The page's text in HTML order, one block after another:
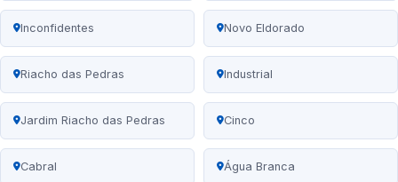
Inconfidentes Novo Eldorado
Riacho das Pedras Industrial
Jardim Riacho das Pedras Cinco
Cabral Água Branca